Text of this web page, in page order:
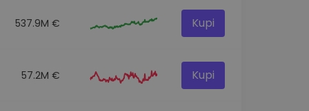
537.9M € Kupi
57.2M € Kupi